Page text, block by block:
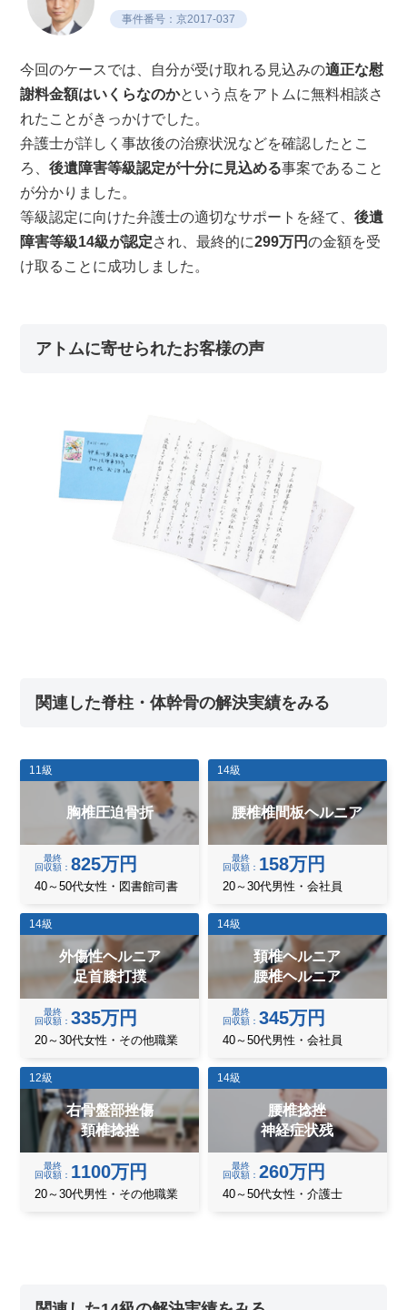
事件番号：京2017-037
今回のケースでは、自分が受け取れる見込みの適正な慰
謝料金額はいくらなのかという点をアトムに無料相談さ
れたことがきっかけでした。
弁護士が詳しく事故後の治療状況などを確認したとこ
ろ、後遺障害等級認定が十分に見込める事案であること
が分かりました。
等級認定に向けた弁護士の適切なサポートを経て、後遺
障害等級14級が認定され、最終的に299万円の金額を受
け取ることに成功しました。
アトムに寄せられたお客様の声
関連した脊柱・体幹骨の解決実績をみる
11級
胸椎圧迫骨折
最終
回収額
825万円
40～50代女性・図書館司書
14級
腰椎椎間板ヘルニア
最終
回収額
158万円
20～30代男性・会社員
14級
外傷性ヘルニア
足首膝打撲
最終
回収額
335万円
20～30代女性・その他職業
14級
頚椎ヘルニア
腰椎ヘルニア
最終
回収額
345万円
40～50代男性・会社員
12級
右骨盤部挫傷
頚椎捻挫
最終
回収額
1100万円
20～30代男性・その他職業
14級
腰椎捻挫
神経症状残
最終
回収額
260万円
40～50代女性・介護士